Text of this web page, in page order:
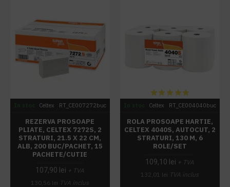
Celtex RT_CE007272buc
REZERVA PROSOAPE
PLIATE, CELTEX 7272S, 2
STRATURI, 21.5 X 22 CM,
ALB, 200 BUC/PACHET, 15
PACHETE/CUTIE
107,90 lei + TVA
130,56 lei TVA inclus
Celtex RT_CE004040buc
ROLA PROSOAPE HARTIE,
CELTEX 4040S, AUTOCUT, 2
STRATURI, 130 M, 6
ROLE/SET
109,10 lei + TVA
132,01 lei TVA inclus